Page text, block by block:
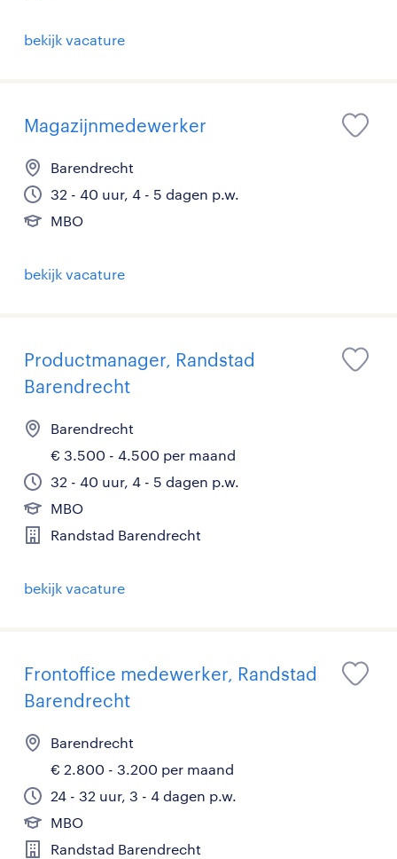
bekijk vacature
Magazijnmedewerker
Barendrecht
32 - 40 uur, 4 - 5 dagen p.w.
MBO
bekijk vacature
Productmanager, Randstad
Barendrecht
Barendrecht
€ 3.500 - 4.500 per maand
32 - 40 uur, 4 - 5 dagen p.w.
MBO
Randstad Barendrecht
bekijk vacature
Frontoffice medewerker, Randstad
Barendrecht
Barendrecht
€ 2.800 - 3.200 per maand
24 - 32 uur, 3 - 4 dagen p.w.
MBO
Randstad Barendrecht